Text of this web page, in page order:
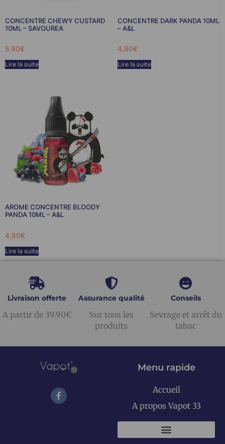
CONCENTRE CHEWY CUSTARD
10ML – SAVOUREA
5,90€
Lire la suite
CONCENTRE DARK PANDA 10ML
– A&L
4,90€
Lire la suite
AROME CONCENTRE BLOODY
PANDA 10ML – A&L
4,90€
Lire la suite
Livraison offerte
A partir de 39.90€
Assurance qualité
Sur tous les
produits
Conseils
Sevrage et arrêt du
tabac
Menu rapide
Accueil
A propos Vapot 33